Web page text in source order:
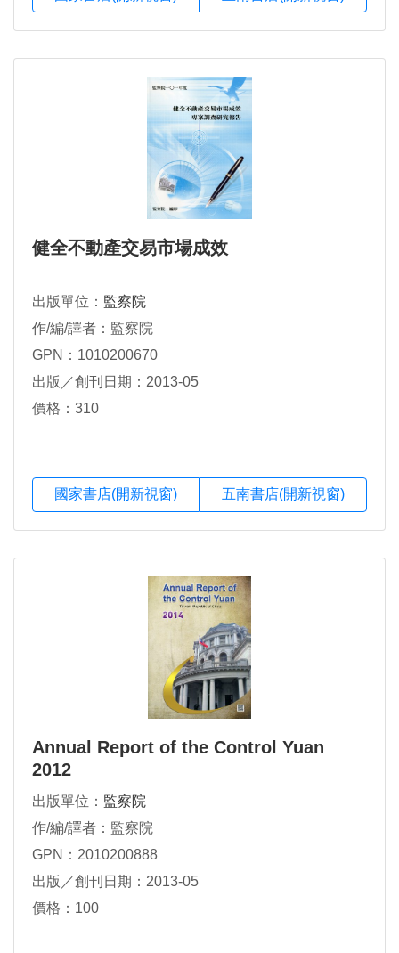
健全不動產交易市場成效
出版單位： 監察院
作/編/譯者：監察院
GPN：1010200670
出版／創刊日期：2013-05
價格：310
國家書店(開新視窗) 五南書店(開新視窗)
Annual Report of the Control Yuan
2012
出版單位： 監察院
作/編/譯者：監察院
GPN：2010200888
出版／創刊日期：2013-05
價格：100